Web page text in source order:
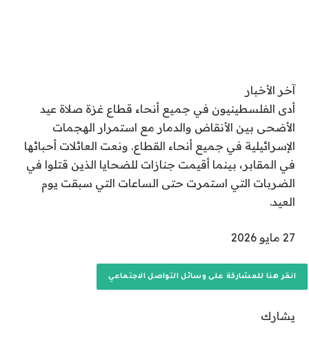
آخر الأخبار
أدى الفلسطينيون في جميع أنحاء قطاع غزة صلاة عيد
الأضحى بين الأنقاض والدمار مع استمرار الهجمات
الإسرائيلية في جميع أنحاء القطاع. ونعت العائلات أحبائها
في المقابر، بينما أقيمت جنازات للضحايا الذين قتلوا في
الضربات التي استمرت حتى الساعات التي سبقت يوم
العيد.
نُ
ر
ت
27 مايو 2026
انقر هنا للمشاركة على وسائل التواصل الاجتماعي
يشارك